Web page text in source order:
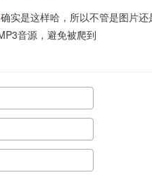
实是这样哈，所以不管是图片
音源，避免被爬到